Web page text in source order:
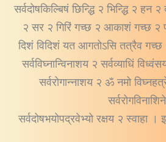
सर्वदोषकिल्बिषं छिन्द्धि २ भिन्द्धि २
२ सर २ गिरिं गच्छ २ आकाशं गच्छ २
दिशं विदिशं यत आगतोऽसि तत्रैव गच्छ
सर्वविघ्नान्विनाशय २ सर्वव्याधिं
सर्वरोगान्नाशय २ ॐ नमो
सर्वरोगविनाशिने
सर्वदोषभयोपद्रवेभ्यो रक्षय २ स्वाहा